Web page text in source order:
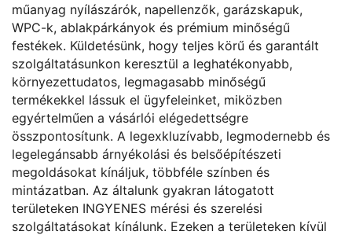
műanyag nyílászárók, napellenzők, garázskapuk,
WPC-k, ablakpárkányok és prémium minőségű
festékek. Küldetésünk, hogy teljes körű és garantált
szolgáltatásunkon keresztül a leghatékonyabb,
környezettudatos, legmagasabb minőségű
termékekkel lássuk el ügyfeleinket, miközben
egyértelműen a vásárlói elégedettségre
összpontosítunk. A legexkluzívabb, legmodernebb és
legelegánsabb árnyékolási és belsőépítészeti
megoldásokat kínáljuk, többféle színben és
mintázatban. Az általunk gyakran látogatott
területeken INGYENES mérési és szerelési
szolgáltatásokat kínálunk. Ezeken a területeken kívül